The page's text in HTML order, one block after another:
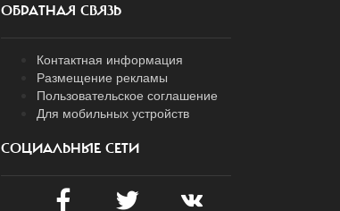
ОБРАТНАЯ СВЯЗЬ
Контактная информация
Размещение рекламы
Пользовательское соглашение
Для мобильных устройств
СОЦИАЛЬНЫЕ СЕТИ